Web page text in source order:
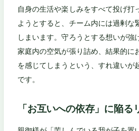
自身の生活や楽しみをすべて投げ打
ようとすると、チーム内には過剰な
しまいます。守ろうとする想いが強
家庭内の空気が張り詰め、結果的に
を感じてしまうという、すれ違いが
です。
「お互いへの依存」に陥る